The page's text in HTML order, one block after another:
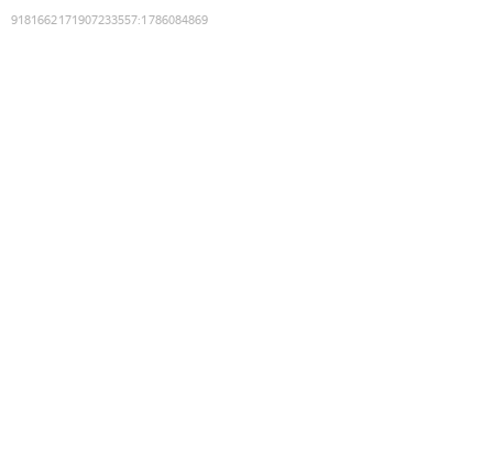
9181662171907233557:1786084869